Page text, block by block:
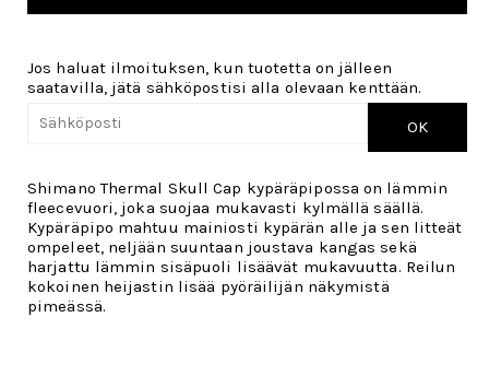
Jos haluat ilmoituksen, kun tuotetta on jälleen
saatavilla, jätä sähköpostisi alla olevaan kenttään.
OK
Shimano Thermal Skull Cap kypäräpipossa on lämmin
fleecevuori, joka suojaa mukavasti kylmällä säällä.
Kypäräpipo mahtuu mainiosti kypärän alle ja sen litteät
ompeleet, neljään suuntaan joustava kangas sekä
harjattu lämmin sisäpuoli lisäävät mukavuutta. Reilun
kokoinen heijastin lisää pyöräilijän näkymistä
pimeässä.